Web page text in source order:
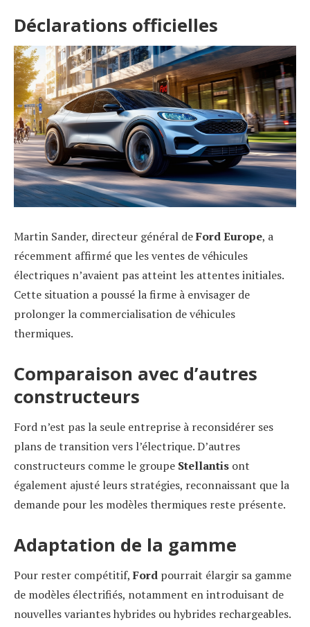
Déclarations officielles
Martin Sander, directeur général deFord Europe, a
récemment affirmé que les ventes de véhicules
électriques n’avaient pas atteint les attentes initiales.
Cette situation a poussé la firme à envisager de
prolonger la commercialisation de véhicules
thermiques.
Comparaison avec d’autres
constructeurs
Ford n’est pas la seule entreprise à reconsidérer ses
plans de transition vers l’électrique. D’autres
constructeurs comme le groupe Stellantis ont
également ajusté leurs stratégies, reconnaissant que la
demande pour les modèles thermiques reste présente.
Adaptation de la gamme
Pour rester compétitif, Ford pourrait élargir sa gamme
de modèles électrifiés, notamment en introduisant de
nouvelles variantes hybrides ou hybrides rechargeables.